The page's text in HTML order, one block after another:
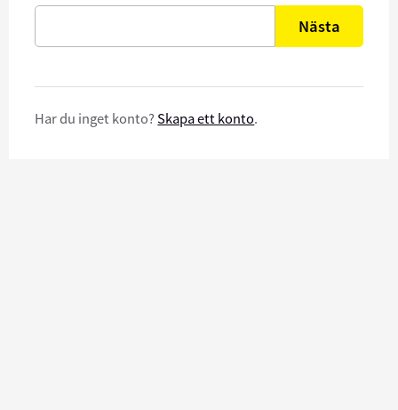
Nästa
Har du inget konto? Skapa ett konto.